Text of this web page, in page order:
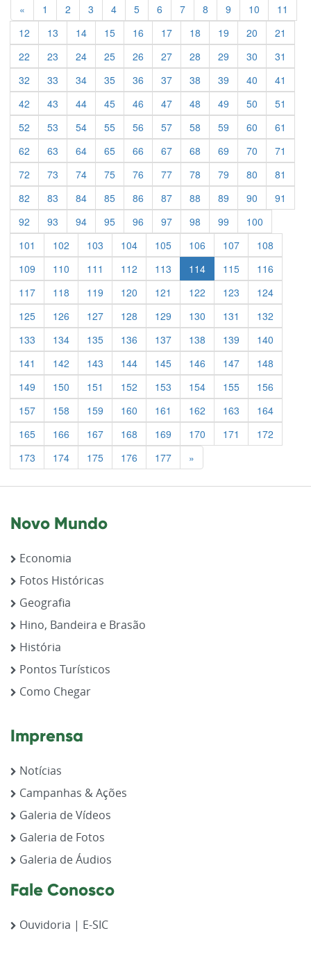
« Previous
1 2 3 4 5 6 7 8 9 10
11
12
13 14 15 16 17 18 19 20
21
22
23 24 25 26 27 28 29 30
31
32
33 34 35 36 37 38 39 40
41
42
43 44 45 46 47 48 49 50
51
52
53 54 55 56 57 58 59 60
61
62
63 64 65 66 67 68 69 70
71
72
73 74 75 76 77 78 79 80
81
82
83 84 85 86 87 88 89 90
91
92
93 94 95 96 97 98 99
100
101
102 103 104 105 106 107
108
109
110 111 112 113 114 115
116
117
118 119 120 121 122 123
124
125
126 127 128 129 130 131
132
133
134 135 136 137 138 139
140
141
142 143 144 145 146 147
148
149
150 151 152 153 154 155
156
157
158 159 160 161 162 163
164
165
166 167 168 169 170 171
172
173
174 175 176 177 »
Novo Mundo
Economia
Fotos Históricas
Geografia
Hino, Bandeira e Brasão
História
Pontos Turísticos
Como Chegar
Imprensa
Notícias
Campanhas & Ações
Galeria de Vídeos
Galeria de Fotos
Galeria de Áudios
Fale Conosco
Ouvidoria | E-SIC